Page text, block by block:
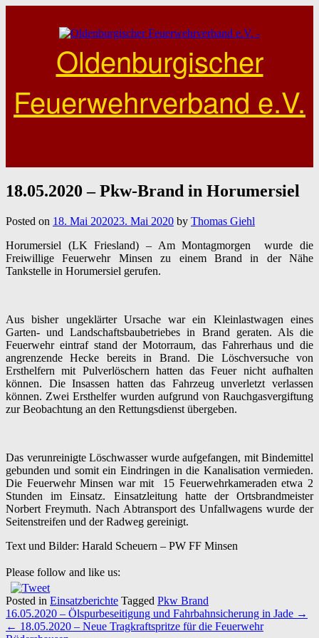
Oldenburgischer
Feuerwehrverband e.V.
18.05.2020 – Pkw-Brand in Horumersiel
Posted on 18. Mai 202023. Mai 2020 by Thomas Giehl
Horumersiel (LK Friesland) – Am Montagmorgen wurde die
Freiwillige Feuerwehr Minsen zu einem Brand in der Nähe
Tankstelle in Horumersiel gerufen.
Aus bisher ungeklärter Ursache war ein Kleinlastwagen eines
Garten- und Landschaftsbaubetriebes in Brand geraten. Als die
Feuerwehr eintraf stand der Motorraum, das Fahrerhaus und die
angrenzende Hecke bereits in Brand. Die Löschversuche von
Ersthelfern mit Pulverlöschern hatten das Feuer nicht aufhalten
können. Die Insassen hatten das Fahrzeug unverletzt verlassen
können. Zwei Ersthelfer wurden aufgrund von Rauchgasvergiftung
zur Beobachtung an den Rettungsdienst übergeben.
Das verunreinigte Löschwasser wurde aufgefangen, mit Bindemittel
gebunden und somit ein Eindringen in die Kanalisation vermieden.
Die Feuerwehr Minsen war mit 15 Feuerwehrkameraden etwa 2
Stunden im Einsatz. Einsatzleitung hatte der Ortsbrandmeister
Norbert Freymuth. Nach Abtransport des Unfallwagens wurde der
Seitenstreifen und der Radweg gereinigt.
Text und Bilder: Harald Scheuern – PW FF Minsen
Please follow and like us:
Posted in Einsatzberichte Tagged Pkw Brand
Post
navigation
16.05.2020 – Ölspurbeseitigung und Fahrbahnsicherung in Jade →
← 18.05.2020 – Neue Tragkraftspritze für die Feuerwehr